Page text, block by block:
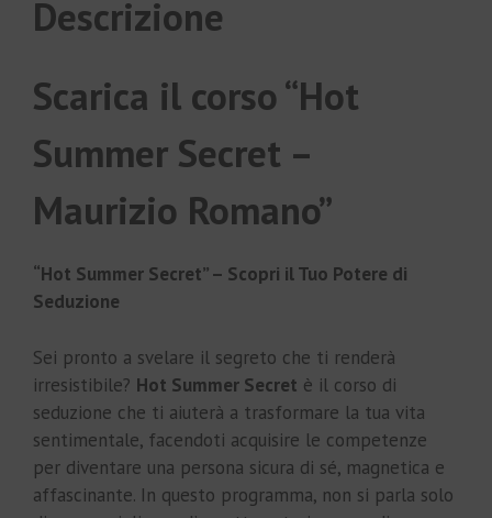
Descrizione
Scarica il corso “Hot
Summer Secret –
Maurizio Romano”
“Hot Summer Secret” – Scopri il Tuo Potere di
Seduzione
Sei pronto a svelare il segreto che ti renderà
irresistibile? Hot Summer Secret è il corso di
seduzione che ti aiuterà a trasformare la tua vita
sentimentale, facendoti acquisire le competenze
per diventare una persona sicura di sé, magnetica e
affascinante. In questo programma, non si parla solo